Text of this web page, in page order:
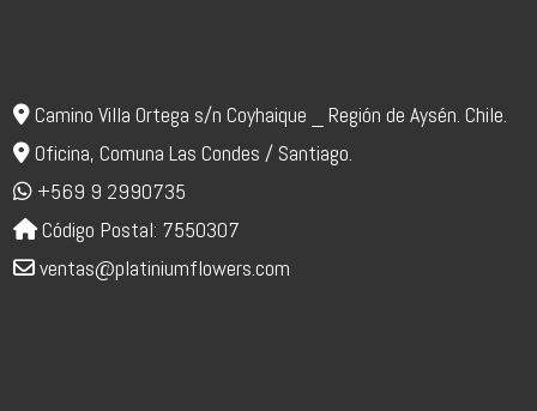
Camino Villa Ortega s/n Coyhaique _ Región de Aysén. Chile.
Oficina, Comuna Las Condes / Santiago.
+569 9 2990735
Código Postal: 7550307
ventas@platiniumflowers.com